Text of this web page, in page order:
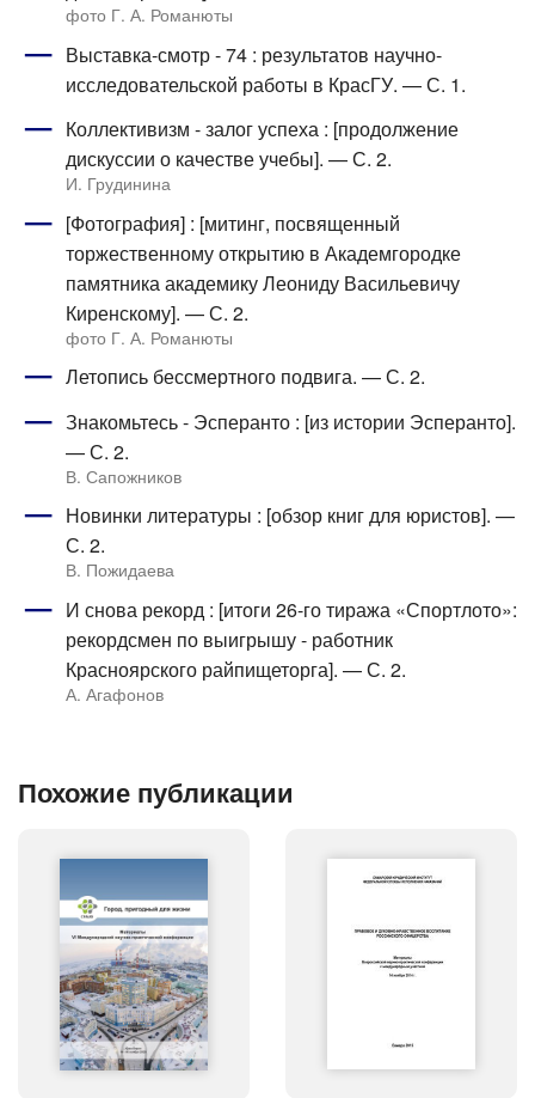
фото Г. А. Романюты
Выставка-смотр - 74 : результатов научно-
исследовательской работы в КрасГУ. — С. 1.
Коллективизм - залог успеха : [продолжение
дискуссии о качестве учебы]. — С. 2.
И. Грудинина
[Фотография] : [митинг, посвященный
торжественному открытию в Академгородке
памятника академику Леониду Васильевичу
Киренскому]. — С. 2.
фото Г. А. Романюты
Летопись бессмертного подвига. — С. 2.
Знакомьтесь - Эсперанто : [из истории Эсперанто].
— С. 2.
В. Сапожников
Новинки литературы : [обзор книг для юристов]. —
С. 2.
В. Пожидаева
И снова рекорд : [итоги 26-го тиража «Спортлото»:
рекордсмен по выигрышу - работник
Красноярского райпищеторга]. — С. 2.
А. Агафонов
Похожие публикации